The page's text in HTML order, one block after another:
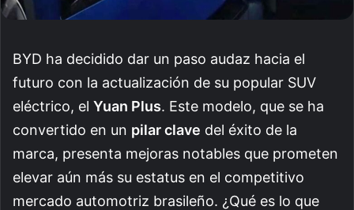
BYD ha decidido dar un paso audaz hacia el
futuro con la actualización de su popular SUV
eléctrico, el Yuan Plus. Este modelo, que se ha
convertido en un pilar clave del éxito de la
marca, presenta mejoras notables que prometen
elevar aún más su estatus en el competitivo
mercado automotriz brasileño. ¿Qué es lo que